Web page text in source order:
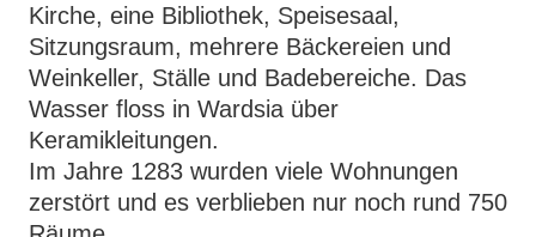
Kirche, eine Bibliothek, Speisesaal,
Sitzungsraum, mehrere Bäckereien und
Weinkeller, Ställe und Badebereiche. Das
Wasser floss in Wardsia über
Keramikleitungen.
Im Jahre 1283 wurden viele Wohnungen
zerstört und es verblieben nur noch rund 750